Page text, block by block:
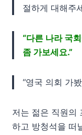
절하게 대해주
“다른 나라 국
좀 가보세요.”
“영국 의회 가
저는 젊은 직원의
하고 방청석을 떠